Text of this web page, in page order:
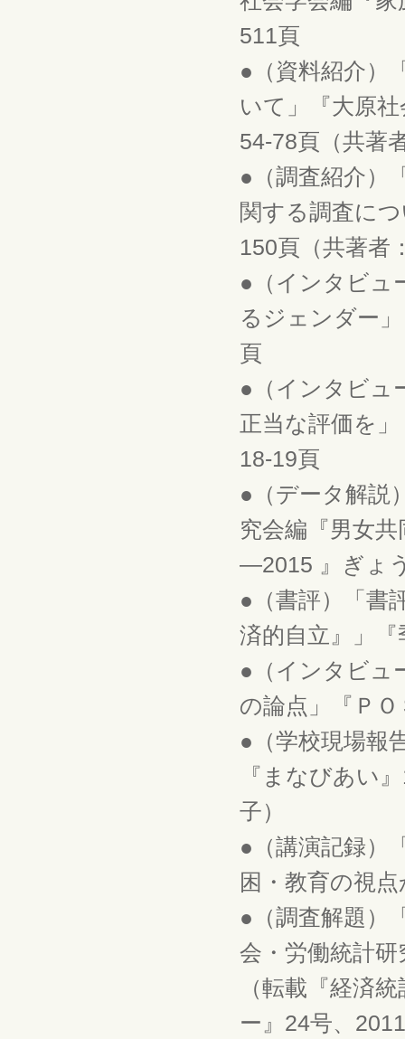
511頁
●（資料紹介）
いて」『大原
54-78頁（共著
●（調査紹介）
関する調査に
150頁（共著者
●（インタビュ
るジェンダー
頁
●（インタビュ
正当な評価を
18-19頁
●（データ解説
究会編『男女
―2015 』ぎょ
●（書評）「書
済的自立』」
●（インタビュ
の論点」『Ｐ
●（学校現場報
『まなびあい
子）
●（講演記録）
困・教育の視
●（調査解題）
会・労働統計
（転載『経済
ー』24号、